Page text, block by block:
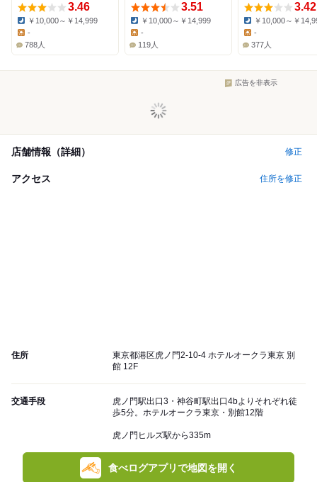
3.46
Dinner:
￥10,000～￥14,999
-
788人
3.51
Dinner:
￥10,000～￥14,999
-
119人
3.42
Dinner:
￥10,000～￥
-
377人
広告を非表示
店舗情報（詳細） 修正
アクセス 住所を修正
住所
東京都港区虎ノ門2-10-4 ホテルオークラ東京 別
館 12F
交通手段
虎ノ門駅出口3・神谷町駅出口4bよりそれぞれ徒
歩5分。ホテルオークラ東京・別館12階
虎ノ門ヒルズ駅から335m
食べログアプリで地図を開く